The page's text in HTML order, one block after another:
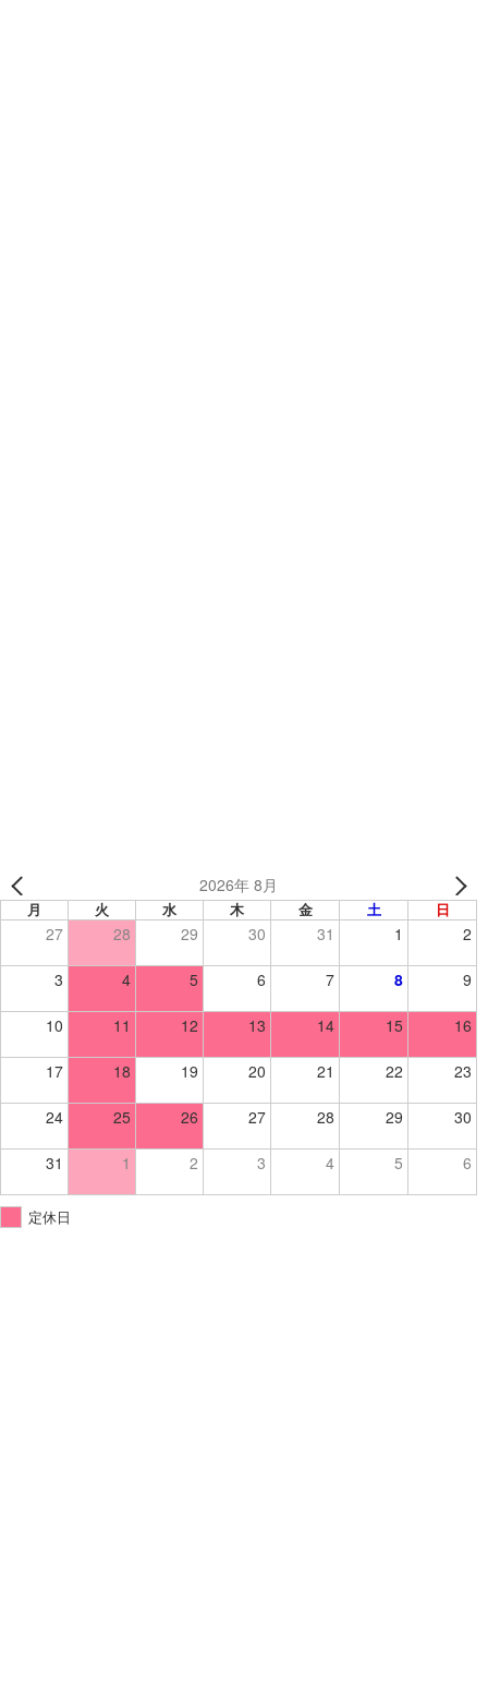
2026年 8月
月 火 水 木 金 土 日
27 28 29 30 31 1 2
3 4 5 6 7 8 9
10 11 12 13 14 15 16
17 18 19 20 21 22 23
24 25 26 27 28 29 30
31 1 2 3 4 5 6
定休日